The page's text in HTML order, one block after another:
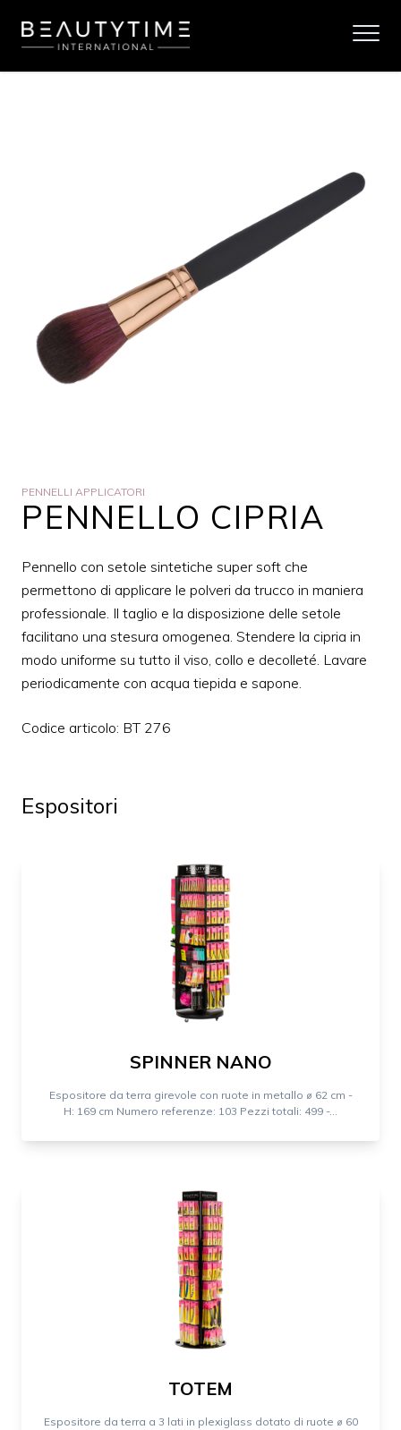
PENNELLI APPLICATORI
PENNELLO CIPRIA
Pennello con setole sintetiche super soft che
permettono di applicare le polveri da trucco in maniera
professionale. Il taglio e la disposizione delle setole
facilitano una stesura omogenea. Stendere la cipria in
modo uniforme su tutto il viso, collo e decolleté. Lavare
periodicamente con acqua tiepida e sapone.
Codice articolo: BT 276
Espositori
SPINNER NANO
Espositore da terra girevole con ruote in metallo ⌀ 62 cm -
H: 169 cm Numero referenze: 103 Pezzi totali: 499 -...
TOTEM
Espositore da terra a 3 lati in plexiglass dotato di ruote ⌀ 60